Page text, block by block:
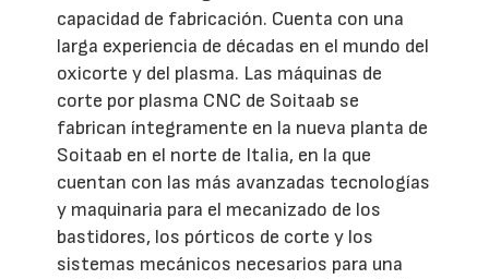
capacidad de fabricación. Cuenta con una
larga experiencia de décadas en el mundo del
oxicorte y del plasma. Las máquinas de
corte por plasma CNC de Soitaab se
fabrican íntegramente en la nueva planta de
Soitaab en el norte de Italia, en la que
cuentan con las más avanzadas tecnologías
y maquinaria para el mecanizado de los
bastidores, los pórticos de corte y los
sistemas mecánicos necesarios para una